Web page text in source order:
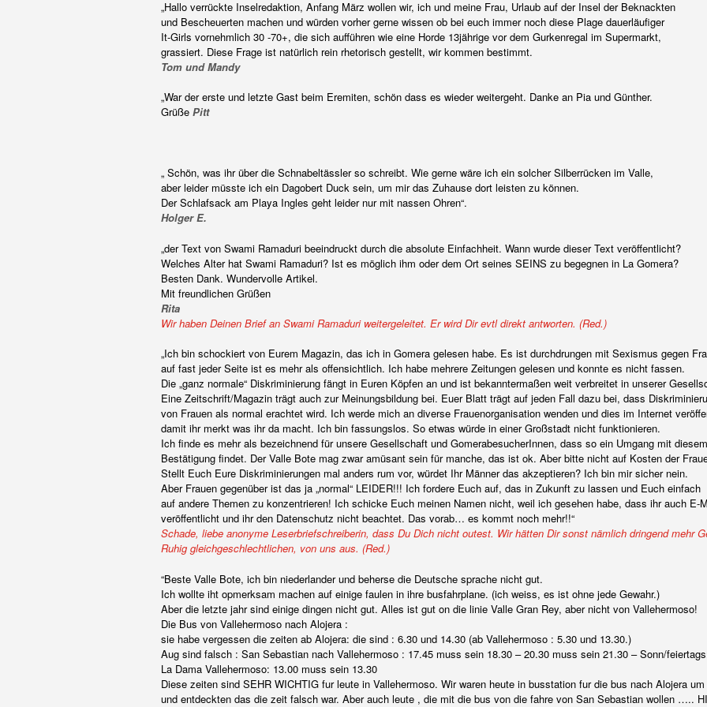
„Hallo verrückte Inselredaktion, Anfang März wollen wir, ich und meine Frau, Urlaub auf der Insel der Beknackten
und Bescheuerten machen und würden vorher gerne wissen ob bei euch immer noch diese Plage dauerläufiger
It-Girls vornehmlich 30 -70+, die sich aufführen wie eine Horde 13jährige vor dem Gurkenregal im Supermarkt,
grassiert. Diese Frage ist natürlich rein rhetorisch gestellt, wir kommen bestimmt.
Tom und Mandy
„War der erste und letzte Gast beim Eremiten, schön dass es wieder weitergeht. Danke an Pia und Günther.
Grüße Pitt
„ Schön, was ihr über die Schnabeltässler so schreibt. Wie gerne wäre ich ein solcher Silberrücken im Valle,
aber leider müsste ich ein Dagobert Duck sein, um mir das Zuhause dort leisten zu können.
Der Schlafsack am Playa Ingles geht leider nur mit nassen Ohren“.
Holger E.
„der Text von Swami Ramaduri beeindruckt durch die absolute Einfachheit. Wann wurde dieser Text veröffentlicht?
Welches Alter hat Swami Ramaduri? Ist es möglich ihm oder dem Ort seines SEINS zu begegnen in La Gomera?
Besten Dank. Wundervolle Artikel.
Mit freundlichen Grüßen
Rita
Wir haben Deinen Brief an Swami Ramaduri weitergeleitet. Er wird Dir evtl direkt antworten. (Red.)
„Ich bin schockiert von Eurem Magazin, das ich in Gomera gelesen habe. Es ist durchdrungen mit Sexismus gegen
auf fast jeder Seite ist es mehr als offensichtlich. Ich habe mehrere Zeitungen gelesen und konnte es nicht fassen.
Die „ganz normale“ Diskriminierung fängt in Euren Köpfen an und ist bekanntermaßen weit verbreitet in unserer
Eine Zeitschrift/Magazin trägt auch zur Meinungsbildung bei. Euer Blatt trägt auf jeden Fall dazu bei, dass
von Frauen als normal erachtet wird. Ich werde mich an diverse Frauenorganisation wenden und dies im Internet
damit ihr merkt was ihr da macht. Ich bin fassungslos. So etwas würde in einer Großstadt nicht funktionieren.
Ich finde es mehr als bezeichnend für unsere Gesellschaft und GomerabesucherInnen, dass so ein Umgang mit
Bestätigung findet. Der Valle Bote mag zwar amüsant sein für manche, das ist ok. Aber bitte nicht auf Kosten der
Stellt Euch Eure Diskriminierungen mal anders rum vor, würdet Ihr Männer das akzeptieren? Ich bin mir sicher nein.
Aber Frauen gegenüber ist das ja „normal“ LEIDER!!! Ich fordere Euch auf, das in Zukunft zu lassen und Euch einfach
auf andere Themen zu konzentrieren! Ich schicke Euch meinen Namen nicht, weil ich gesehen habe, dass ihr auch E-
veröffentlicht und ihr den Datenschutz nicht beachtet. Das vorab… es kommt noch mehr!!“
Schade, liebe anonyme Leserbriefschreiberin, dass Du Dich nicht outest. Wir hätten Dir sonst nämlich dringend mehr
Ruhig gleichgeschlechtlichen, von uns aus. (Red.)
“Beste Valle Bote, ich bin niederlander und beherse die Deutsche sprache nicht gut.
Ich wollte iht opmerksam machen auf einige faulen in ihre busfahrplane. (ich weiss, es ist ohne jede Gewahr.)
Aber die letzte jahr sind einige dingen nicht gut. Alles ist gut on die linie Valle Gran Rey, aber nicht von Vallehermoso!
Die Bus von Vallehermoso nach Alojera :
sie habe vergessen die zeiten ab Alojera: die sind : 6.30 und 14.30 (ab Vallehermoso : 5.30 und 13.30.)
Aug sind falsch : San Sebastian nach Vallehermoso : 17.45 muss sein 18.30 – 20.30 muss sein 21.30 – Sonn/
La Dama Vallehermoso: 13.00 muss sein 13.30
Diese zeiten sind SEHR WICHTIG fur leute in Vallehermoso. Wir waren heute in busstation fur die bus nach Alojera
und entdeckten das die zeit falsch war. Aber auch leute , die mit die bus von die fahre von San Sebastian wollen …..